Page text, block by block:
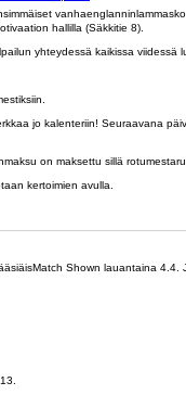
hallilla (Säkkitie 8).
yhteydessä kaikissa
jo kalenteriin! Seuraavana
on maksettu sillä
kertoimien avulla.
Shown lauantaina